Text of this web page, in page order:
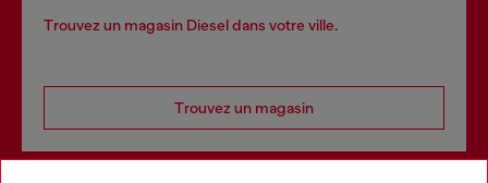
Trouvez un magasin Diesel dans votre ville.
Trouvez un magasin